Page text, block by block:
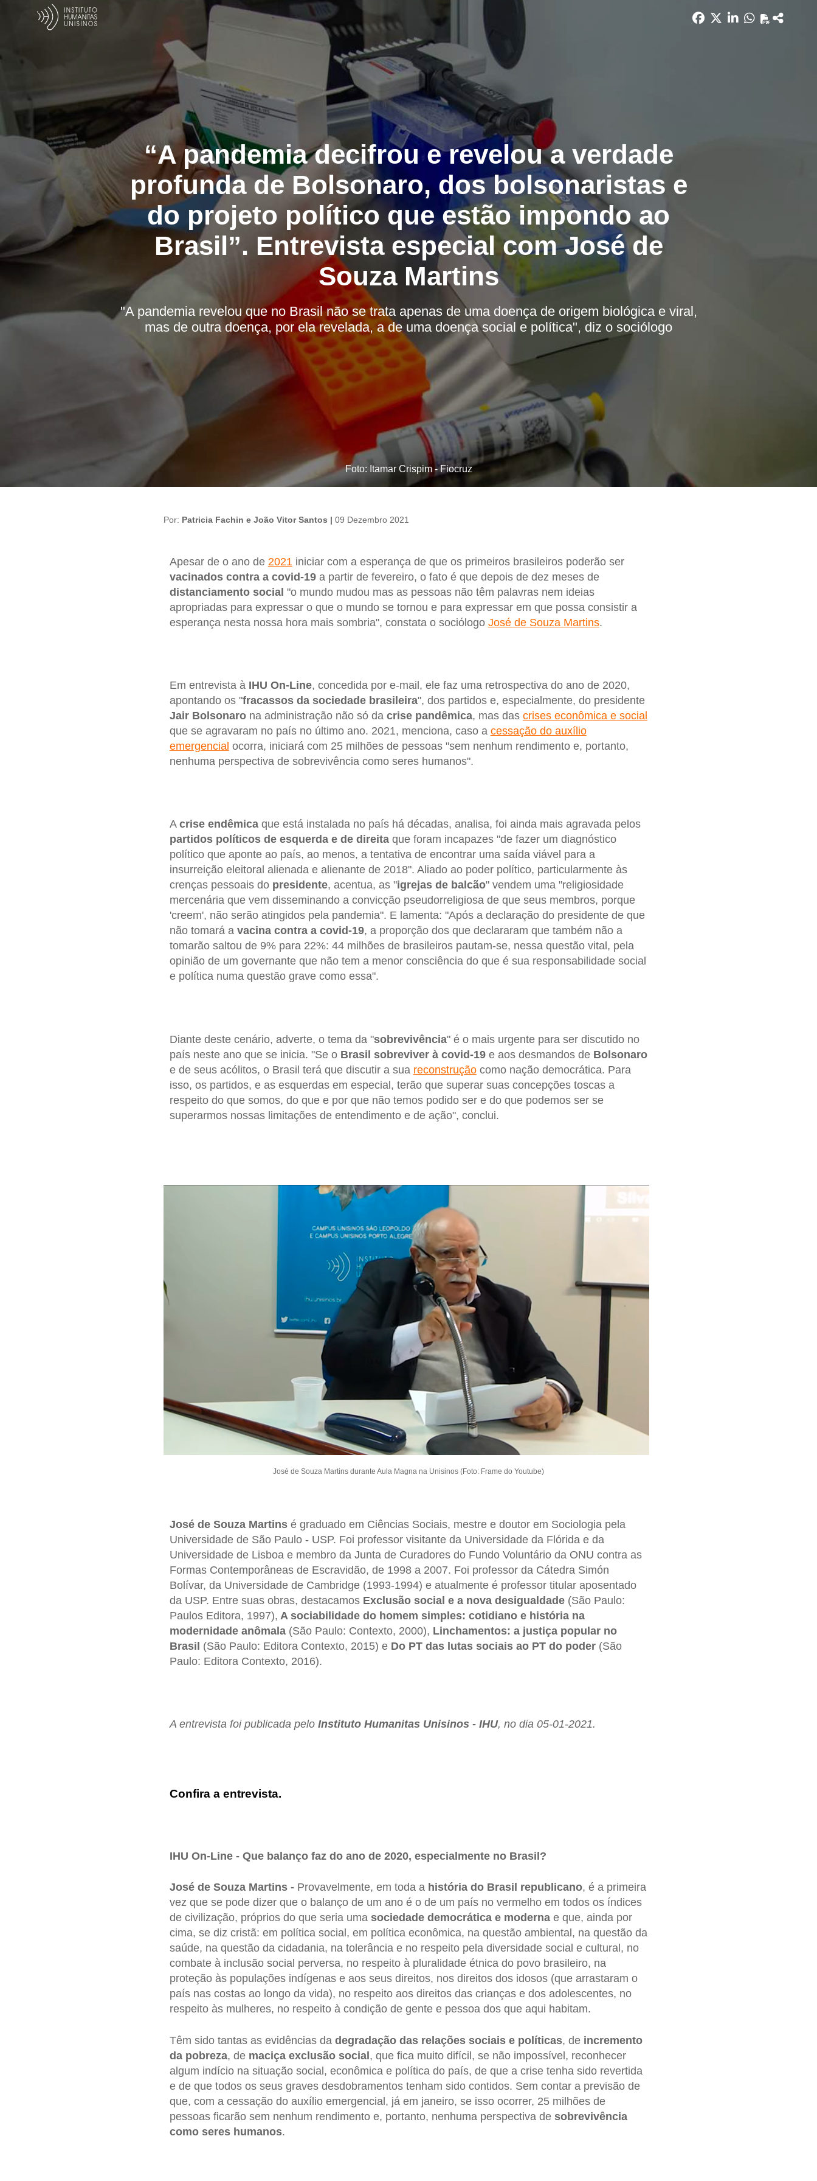
“A pandemia decifrou e revelou a verdade
profunda de Bolsonaro, dos bolsonaristas e
do projeto político que estão impondo ao
Brasil”. Entrevista especial com José de
Souza Martins
"A pandemia revelou que no Brasil não se trata apenas de uma doença de origem biológica e viral,
mas de outra doença, por ela revelada, a de uma doença social e política", diz o sociólogo
Foto: Itamar Crispim - Fiocruz
Por: Patricia Fachin e João Vitor Santos | 09 Dezembro 2021
Apesar de o ano de 2021 iniciar com a esperança de que os primeiros brasileiros poderão ser
vacinados contra a covid-19a partir de fevereiro, o fato é que depois de dez meses de
distanciamento social "o mundo mudou mas as pessoas não têm palavras nem ideias
apropriadas para expressar o que o mundo se tornou e para expressar em que possa consistir a
esperança nesta nossa hora mais sombria", constata o sociólogo José de Souza Martins.
Em entrevista à IHU On-Line, concedida por e-mail, ele faz uma retrospectiva do ano de 2020,
apontando os "fracassos da sociedade brasileira", dos partidos e, especialmente, do presidente
Jair Bolsonarona administração não só da crise pandêmica, mas das crises econômica e social
que se agravaram no país no último ano. 2021, menciona, caso a cessação do auxílio
emergencial ocorra, iniciará com 25 milhões de pessoas "sem nenhum rendimento e, portanto,
nenhuma perspectiva de sobrevivência como seres humanos".
A crise endêmicaque está instalada no país há décadas, analisa, foi ainda mais agravada pelos
partidos políticos de esquerda e de direitaque foram incapazes "de fazer um diagnóstico
político que aponte ao país, ao menos, a tentativa de encontrar uma saída viável para a
insurreição eleitoral alienada e alienante de 2018". Aliado ao poder político, particularmente às
crenças pessoais do presidente, acentua, as "igrejas de balcão" vendem uma "religiosidade
mercenária que vem disseminando a convicção pseudorreligiosa de que seus membros, porque
'creem', não serão atingidos pela pandemia". E lamenta: "Após a declaração do presidente de que
não tomará a vacina contra a covid-19, a proporção dos que declararam que também não a
tomarão saltou de 9% para 22%: 44 milhões de brasileiros pautam-se, nessa questão vital, pela
opinião de um governante que não tem a menor consciência do que é sua responsabilidade social
e política numa questão grave como essa".
Diante deste cenário, adverte, o tema da "sobrevivência" é o mais urgente para ser discutido no
país neste ano que se inicia. "Se o Brasil sobreviver à covid-19e aos desmandos de Bolsonaro
e de seus acólitos, o Brasil terá que discutir a sua reconstruçãocomo nação democrática. Para
isso, os partidos, e as esquerdas em especial, terão que superar suas concepções toscas a
respeito do que somos, do que e por que não temos podido ser e do que podemos ser se
superarmos nossas limitações de entendimento e de ação", conclui.
José de Souza Martins durante Aula Magna na Unisinos (Foto: Frame do Youtube)
José de Souza Martinsé graduado em Ciências Sociais, mestre e doutor em Sociologia pela
Universidade de São Paulo - USP. Foi professor visitante da Universidade da Flórida e da
Universidade de Lisboa e membro da Junta de Curadores do Fundo Voluntário da ONU contra as
Formas Contemporâneas de Escravidão, de 1998 a 2007. Foi professor da Cátedra Simón
Bolívar, da Universidade de Cambridge (1993-1994) e atualmente é professor titular aposentado
da USP. Entre suas obras, destacamos Exclusão social e a nova desigualdade(São Paulo:
Paulos Editora, 1997), A sociabilidade do homem simples: cotidiano e história na
modernidade anômala(São Paulo: Contexto, 2000), Linchamentos: a justiça popular no
Brasil (São Paulo: Editora Contexto, 2015) e Do PT das lutas sociais ao PT do poder(São
Paulo: Editora Contexto, 2016).
A entrevista foi publicada pelo Instituto Humanitas Unisinos - IHU, no dia 05-01-2021.
Confira a entrevista.
IHU On-Line - Que balanço faz do ano de 2020, especialmente no Brasil?
José de Souza Martins -Provavelmente, em toda a história do Brasil republicano, é a primeira
vez que se pode dizer que o balanço de um ano é o de um país no vermelho em todos os índices
de civilização, próprios do que seria uma sociedade democrática e modernae que, ainda por
cima, se diz cristã: em política social, em política econômica, na questão ambiental, na questão da
saúde, na questão da cidadania, na tolerância e no respeito pela diversidade social e cultural, no
combate à inclusão social perversa, no respeito à pluralidade étnica do povo brasileiro, na
proteção às populações indígenas e aos seus direitos, nos direitos dos idosos (que arrastaram o
país nas costas ao longo da vida), no respeito aos direitos das crianças e dos adolescentes, no
respeito às mulheres, no respeito à condição de gente e pessoa dos que aqui habitam.
Têm sido tantas as evidências da degradação das relações sociais e políticas, de incremento
da pobreza, de maciça exclusão social , que fica muito difícil, se não impossível, reconhecer
algum indício na situação social, econômica e política do país, de que a crise tenha sido revertida
e de que todos os seus graves desdobramentos tenham sido contidos. Sem contar a previsão de
que, com a cessação do auxílio emergencial, já em janeiro, se isso ocorrer, 25 milhões de
pessoas ficarão sem nenhum rendimento e, portanto, nenhuma perspectiva de sobrevivência
como seres humanos.